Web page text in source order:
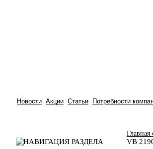
Новости Акции Статьи Потребности
Главная
VB